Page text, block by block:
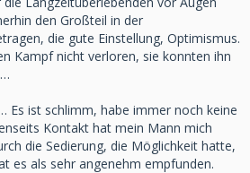
den Großteil in der
die gute Einstellung, Optimismus.
Kampf nicht verloren, sie konnten ihn
Es ist schlimm, habe immer noch keine
Kontakt hat mein Mann mich
die Sedierung, die Möglichkeit hatte,
es als sehr angenehm empfunden.